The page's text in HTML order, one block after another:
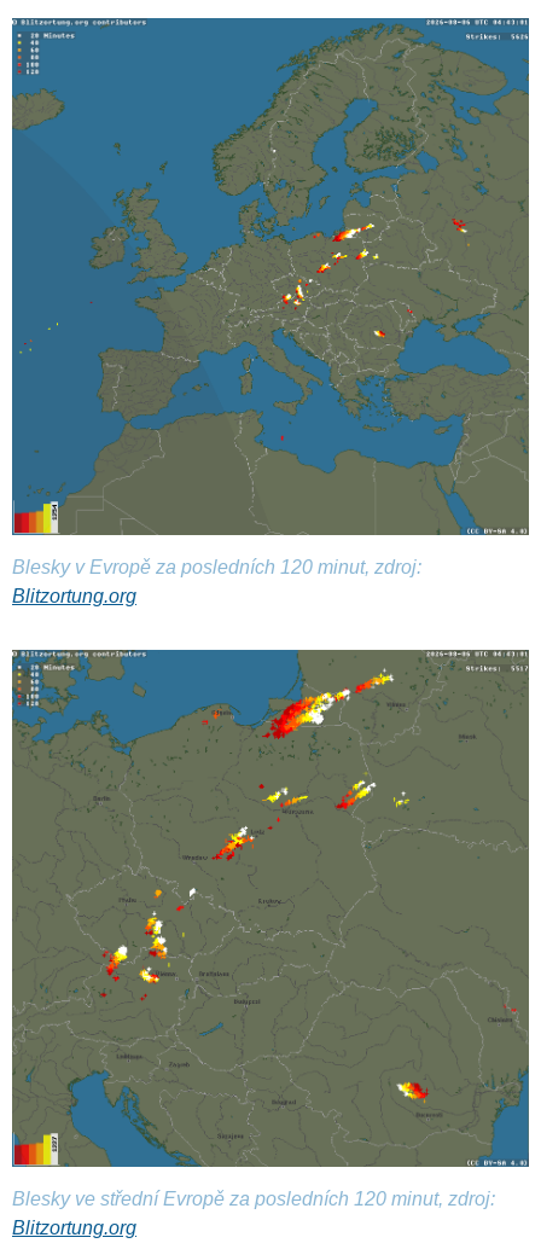
Blesky v Evropě za posledních 120 minut, zdroj:
Blitzortung.org
Blesky ve střední Evropě za posledních 120 minut, zdroj:
Blitzortung.org